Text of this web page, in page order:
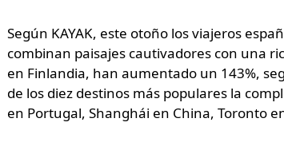
Según KAYAK, este otoño los viajeros
combinan paisajes cautivadores con una
en Finlandia, han aumentado un 143%,
de los diez destinos más populares la
en Portugal, Shanghái en China, Toronto